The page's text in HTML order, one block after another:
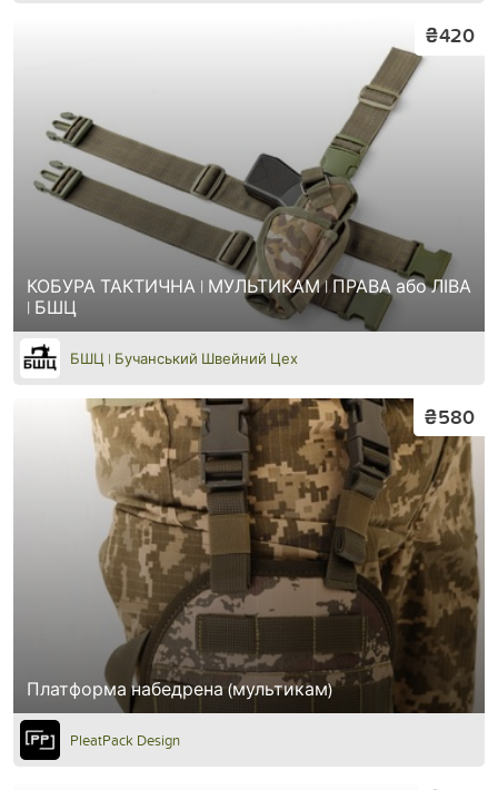
КОБУРА ТАКТИЧНА | МУЛЬТИКАМ | ПРАВА або ЛІВА
| БШЦ
₴420
БШЦ | Бучанський Швейний Цех
Платформа набедрена (мультикам)
₴580
PleatPack Design